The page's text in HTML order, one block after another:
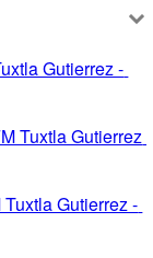
Gutierrez -
Tuxtla Gutierrez
Gutierrez -